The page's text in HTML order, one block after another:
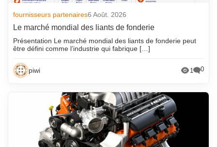
fournisseurs partenaires6 Août. 2026
Le marché mondial des liants de fonderie
Présentation Le marché mondial des liants de fonderie peut
être défini comme l’industrie qui fabrique […]
piwi 1 0